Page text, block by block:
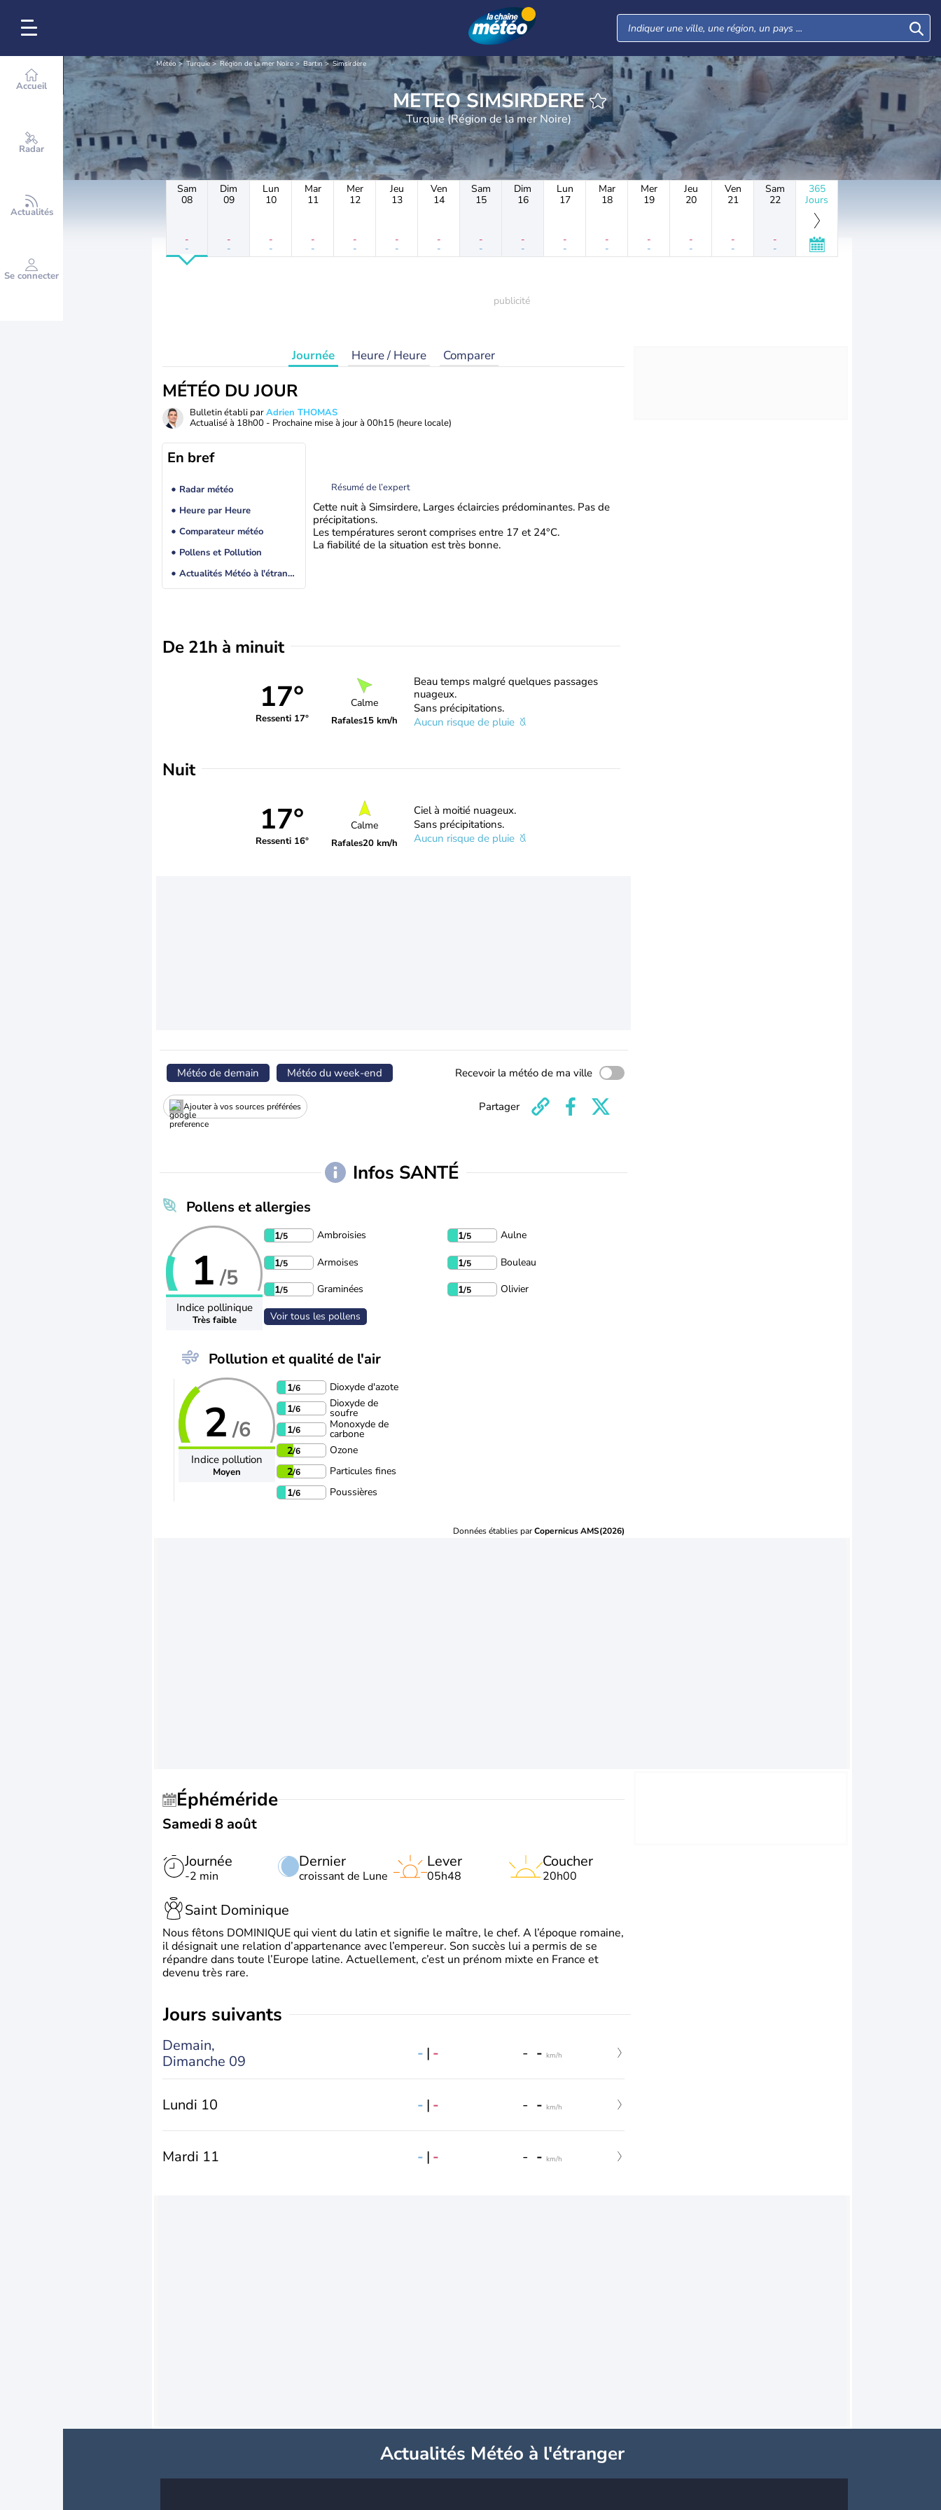
Accueil
Radar
Actualités
Se connecter
Météo Turquie Région de la mer Noire Bartın Simsirdere
METEO SIMSIRDERE
Turquie (Région de la mer Noire)
Sam
08
-
-
Dim
09
-
-
Lun
10
-
-
Mar
11
-
-
Mer
12
-
-
Jeu
13
-
-
Ven
14
-
-
Sam
15
-
-
Dim
16
-
-
Lun
17
-
-
Mar
18
-
-
Mer
19
-
-
Jeu
20
-
-
Ven
21
-
-
Sam
22
-
-
365
Jours
Journée Heure / Heure Comparer
MÉTÉO DU JOUR
Bulletin établi parAdrien THOMAS
Actualisé à 18h00 - Prochaine mise à jour à 00h15 (heure locale)
En bref
Radar météo
Heure par Heure
Comparateur météo
Pollens et Pollution
Actualités Météo à l'étranger
Résumé de l’expert
Cette nuit à Simsirdere, Larges éclaircies prédominantes. Pas de
précipitations.
Les températures seront comprises entre 17 et 24°C.
La fiabilité de la situation est très bonne.
De 21h à minuit
17°
Ressenti 17°
Calme
Rafales15 km/h
Beau temps malgré quelques passages
nuageux.
Sans précipitations.
Aucun risque de pluie
Nuit
17°
Ressenti 16°
Calme
Rafales20 km/h
Ciel à moitié nuageux.
Sans précipitations.
Aucun risque de pluie
Météo de demain Météo du week-end Recevoir la météo de ma ville
Ajouter à vos sources préférées Partager
Infos SANTÉ
Pollens et allergies
1 /5
Indice pollinique
Très faible
1/5 Ambroisies 1/5 Aulne
1/5 Armoises 1/5 Bouleau
1/5 Graminées 1/5 Olivier
Voir tous les pollens
Pollution et qualité de l'air
2 /6
Indice pollution
Moyen
1/6
Dioxyde d'azote
1/6 Dioxyde de
soufre
1/6 Monoxyde de
carbone
2/6
Ozone
2/6
Particules fines
1/6 Poussières
Données établies parCopernicus AMS(2026)
Éphéméride
Samedi 8 août
Journée
-2 min
Dernier
croissant de Lune
Lever
05h48
Coucher
20h00
Saint Dominique
Nous fêtons DOMINIQUE qui vient du latin et signifie le maître, le chef. A l’époque romaine,
il désignait une relation d’appartenance avec l’empereur. Son succès lui a permis de se
répandre dans toute l’Europe latine. Actuellement, c’est un prénom mixte en France et
devenu très rare.
jours suivants
Demain,
Dimanche 09
- | - - - km/h
Lundi 10 - | - - - km/h
Mardi 11 - | - - - km/h
Actualités Météo à l'étranger